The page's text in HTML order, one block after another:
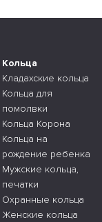
Кольца
Кладахские кольца
Кольца для
помолвки
Кольца Корона
Кольца на
рождение ребенка
Мужские кольца,
печатки
Охранные кольца
Женские кольца